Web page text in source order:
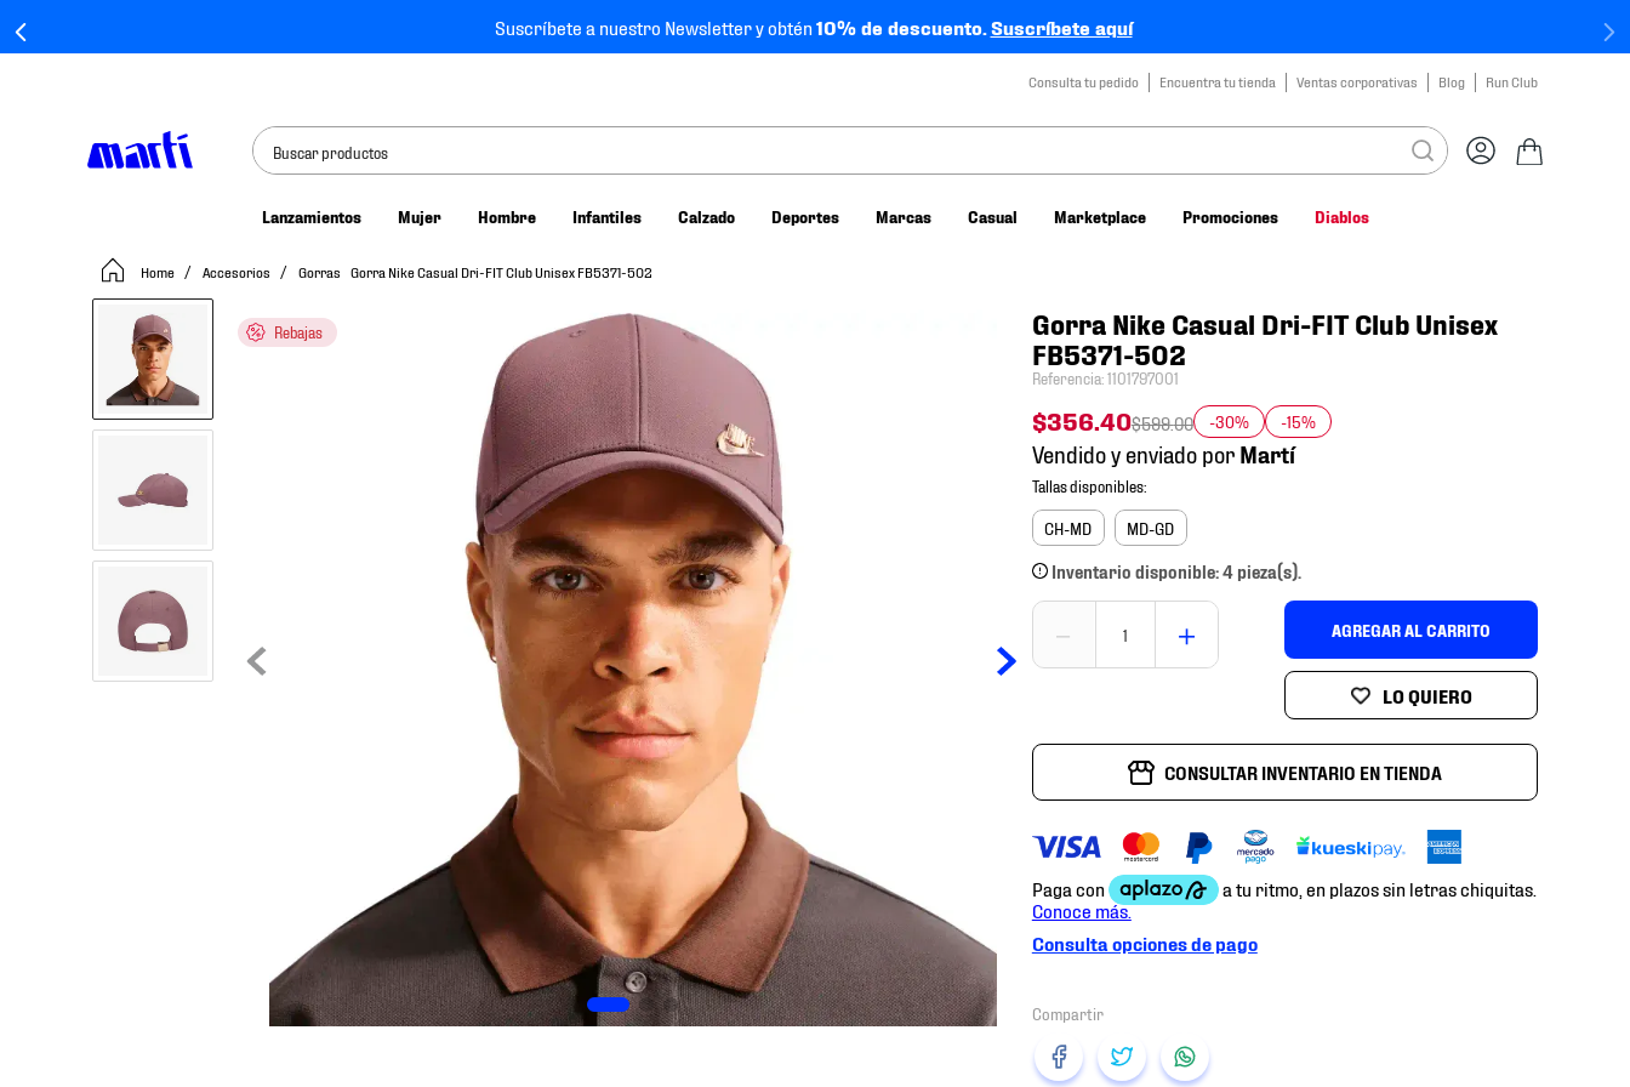
Suscríbete a nuestro Newsletter y obtén10% de descuento.Suscríbete aquí
Consulta tu pedido Encuentra tu tienda Ventas corporativas Blog Run Club
Buscar productos
Lanzamientos Mujer Hombre Infantiles Calzado Deportes Marcas Casual Marketplace Promociones Diablos
Accesorios Gorras Gorra Nike Casual Dri-FIT Club Unisex FB5371-502
Rebajas
Gorra Nike Casual Dri-FIT Club Unisex
FB5371-502
Referencia:1101797001
$356.40$599.00 -30% -15%
Vendido y enviado por
CH-MD MD-GD
Inventario disponible: 4 pieza(s).
＋
－ AGREGAR AL CARRITO
CONSULTAR INVENTARIO EN TIENDA
Consulta opciones de pago
tenis mujer
tenis hombre
tenis futbol
tenis niño